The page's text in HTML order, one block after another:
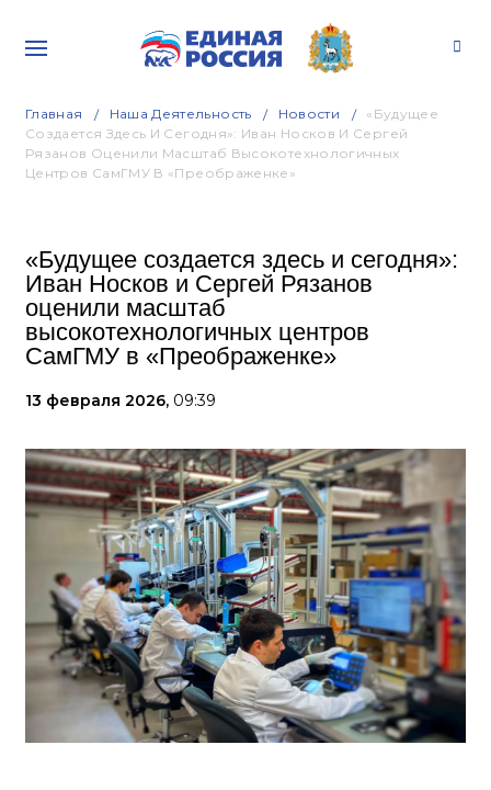
Главная Наша Деятельность Новости
«Будущее
Создается Здесь И Сегодня»: Иван Носков И Сергей
Рязанов Оценили Масштаб Высокотехнологичных
Центров СамГМУ В «Преображенке»
«Будущее создается здесь и сегодня»:
Иван Носков и Сергей Рязанов
оценили масштаб
высокотехнологичных центров
СамГМУ в «Преображенке»
13 февраля 2026, 09:39